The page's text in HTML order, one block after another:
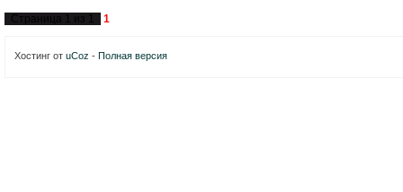
Страница 1 из 1 1
Хостинг от uCoz - Полная версия